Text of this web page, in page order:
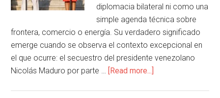
diplomacia bilateral ni como una
simple agenda técnica sobre
frontera, comercio o energía. Su verdadero significado
emerge cuando se observa el contexto excepcional en
el que ocurre: el secuestro del presidente venezolano
Nicolás Maduro por parte … [Read more...]